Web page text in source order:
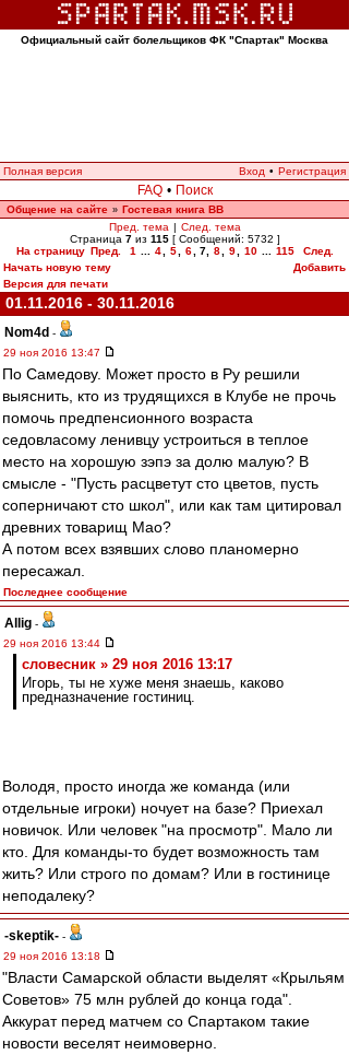
Официальный сайт болельщиков ФК "Спартак" Москва
Полная версия Вход • Регистрация
FAQ • Поиск
Общение на сайте » Гостевая книга ВВ
Пред. тема | След. тема
Страница 7из 115[ Сообщений: 5732 ]
На страницу Пред. 1 4 5 6 7, 8 9 10 115
След.
Начать новую тему
Добавить
Версия для печати
01.11.2016 - 30.11.2016
Nom4d -
29 ноя 2016 13:47
По Самедову. Может просто в Ру решили
выяснить, кто из трудящихся в Клубе не прочь
помочь предпенсионного возраста
седовласому ленивцу устроиться в теплое
место на хорошую зэпэ за долю малую? В
смысле - "Пусть расцветут сто цветов, пусть
соперничают сто школ", или как там цитировал
древних товарищ Мао?
А потом всех взявших слово планомерно
пересажал.
Последнее сообщение
Allig -
29 ноя 2016 13:44
словесник » 29 ноя 2016 13:17
Игорь, ты не хуже меня знаешь, каково
предназначение гостиниц.
Володя, просто иногда же команда (или
отдельные игроки) ночует на базе? Приехал
новичок. Или человек "на просмотр". Мало ли
кто. Для команды-то будет возможность там
жить? Или строго по домам? Или в гостинице
неподалеку?
-skeptik- -
29 ноя 2016 13:18
"Власти Самарской области выделят «Крыльям
Советов» 75 млн рублей до конца года".
Аккурат перед матчем со Спартаком такие
новости веселят неимоверно.